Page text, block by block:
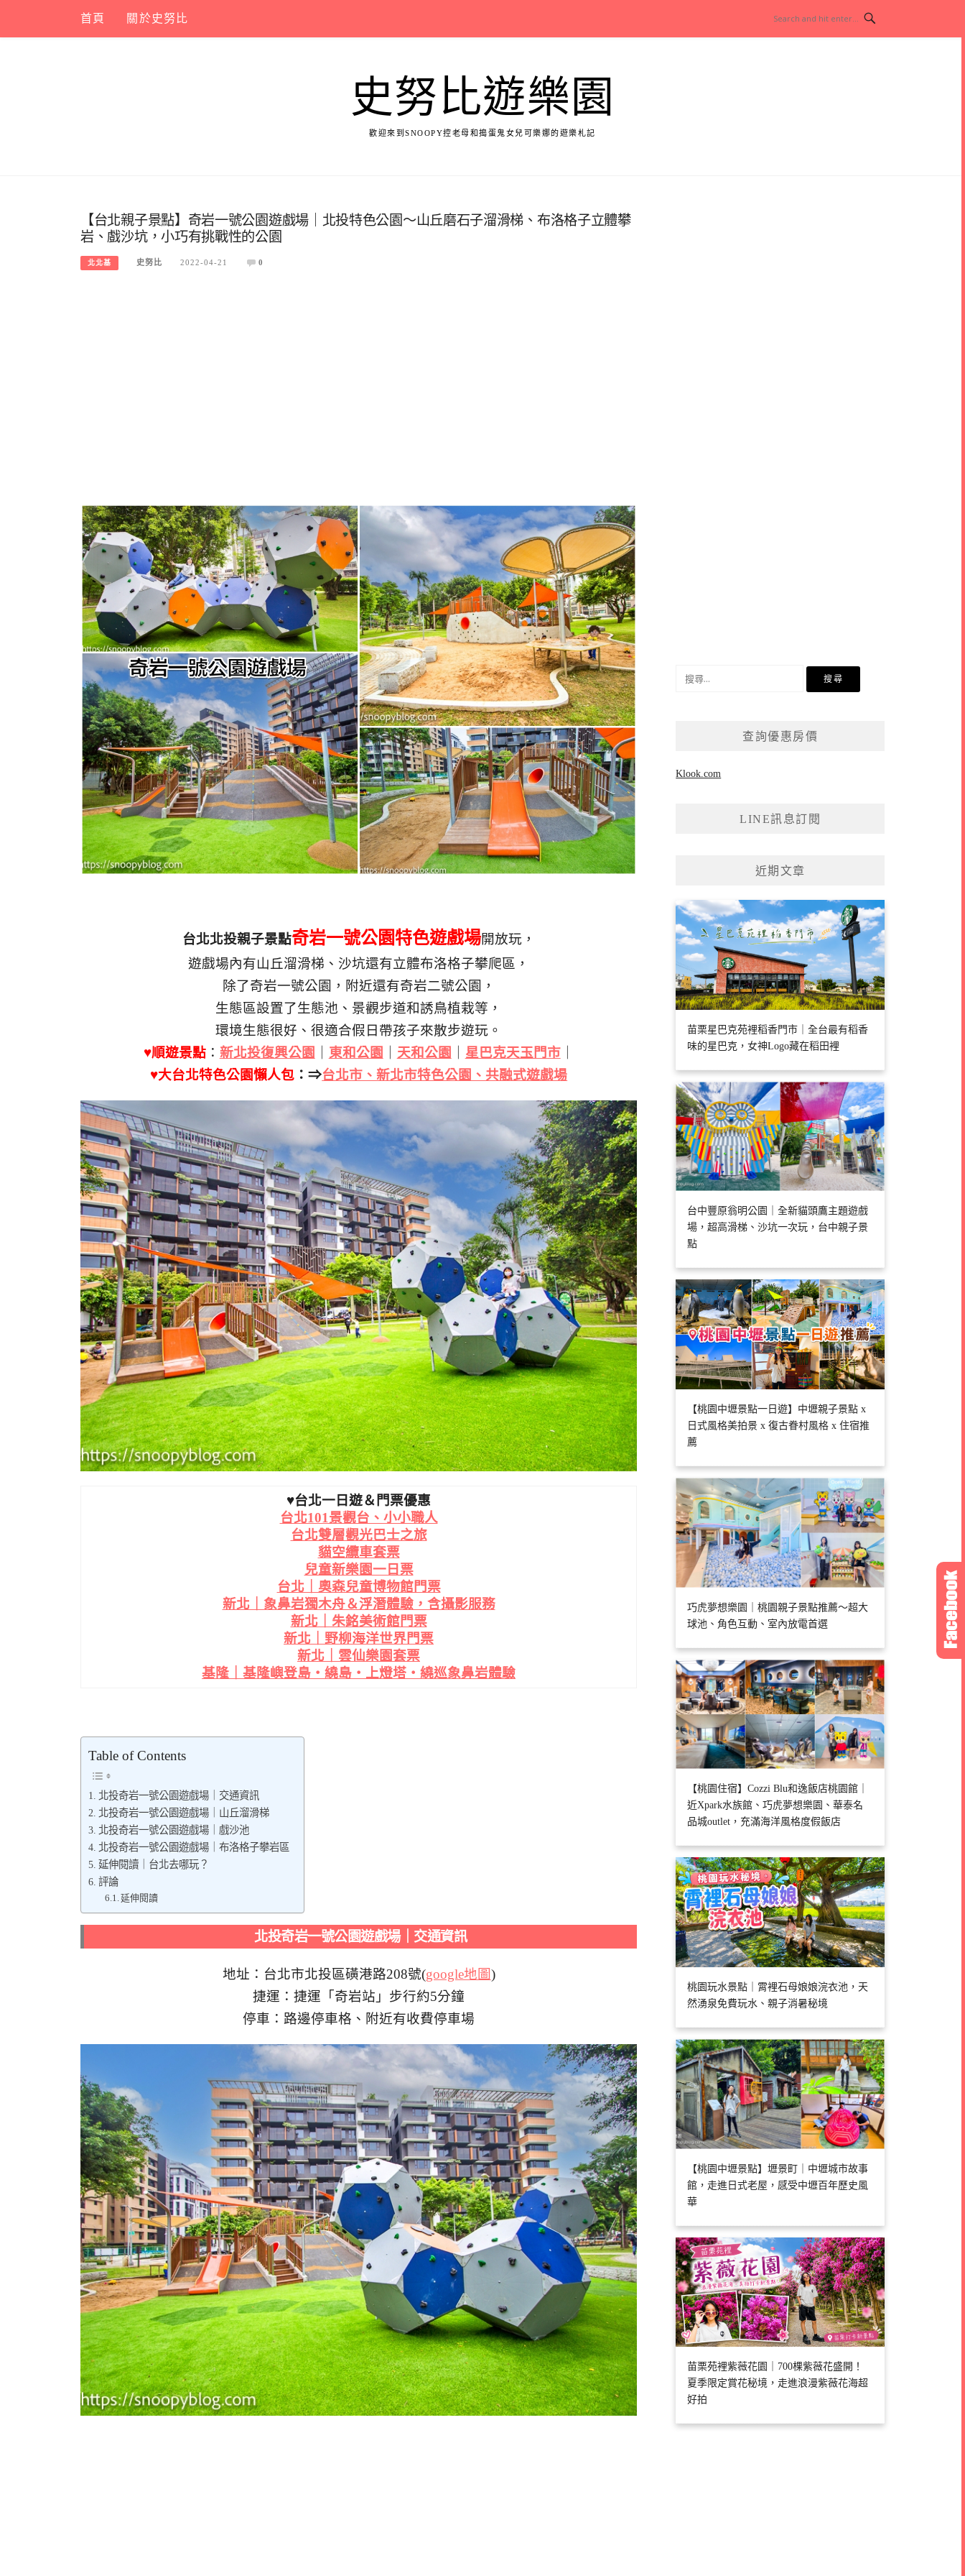
content
首頁 關於史努比
史努比遊樂園
歡迎來到SNOOPY控老母和搗蛋鬼女兒可樂娜的遊樂札記
【台北親子景點】奇岩一號公園遊戲場｜北投特色公園～山丘磨石子溜滑梯、布洛格子立體攀
岩、戲沙坑，小巧有挑戰性的公園
北北基 史努比 2022-04-21 0
台北北投親子景點奇岩一號公園特色遊戲場開放玩，
遊戲場內有山丘溜滑梯、沙坑還有立體布洛格子攀爬區，
除了奇岩一號公園，附近還有奇岩二號公園，
生態區設置了生態池、景觀步道和誘鳥植栽等，
環境生態很好、很適合假日帶孩子來散步遊玩。
♥順遊景點： 新北投復興公園 東和公園 天和公園 星巴克天玉門市｜
♥大台北特色公園懶人包 ：⇒台北市、新北市特色公園、共融式遊戲場
♥台北一日遊＆門票優惠
台北101景觀台、小小職人
台北雙層觀光巴士之旅
貓空纜車套票
兒童新樂園一日票
台北｜奧森兒童博物館門票
新北｜象鼻岩獨木舟＆浮潛體驗，含攝影服務
新北｜朱銘美術館門票
新北｜野柳海洋世界門票
新北｜雲仙樂園套票
基隆｜基隆嶼登島・繞島・上燈塔・繞巡象鼻岩體驗
Table of Contents
北投奇岩一號公園遊戲場｜交通資訊
北投奇岩一號公園遊戲場｜山丘溜滑梯
北投奇岩一號公園遊戲場｜戲沙池
北投奇岩一號公園遊戲場｜布洛格子攀岩區
延伸閱讀｜台北去哪玩？
評論
延伸閱讀
北投奇岩一號公園遊戲場｜交通資訊
地址：台北市北投區磺港路208號(google地圖)
捷運：捷運「奇岩站」步行約5分鐘
停車：路邊停車格、附近有收費停車場
查詢優惠房價
Klook.com
LINE訊息訂閱
近期文章
苗栗星巴克苑裡稻香門市｜全台最有稻香
味的星巴克，女神Logo藏在稻田裡
台中豐原翁明公園｜全新貓頭鷹主題遊戲
場，超高滑梯、沙坑一次玩，台中親子景
點
【桃園中壢景點一日遊】中壢親子景點 x
日式風格美拍景 x 復古眷村風格 x 住宿推
薦
巧虎夢想樂園｜桃園親子景點推薦～超大
球池、角色互動、室內放電首選
【桃園住宿】Cozzi Blu和逸飯店桃園館｜
近Xpark水族館、巧虎夢想樂園、華泰名
品城outlet，充滿海洋風格度假飯店
桃園玩水景點｜霄裡石母娘娘浣衣池，天
然湧泉免費玩水、親子消暑秘境
【桃園中壢景點】壢景町｜中壢城市故事
館，走進日式老屋，感受中壢百年歷史風
華
苗栗苑裡紫薇花園｜700棵紫薇花盛開！
夏季限定賞花秘境，走進浪漫紫薇花海超
好拍